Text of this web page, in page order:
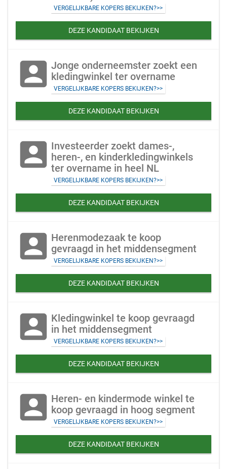
VERGELIJKBARE KOPERS BEKIJKEN?>>
DEZE KANDIDAAT BEKIJKEN
account_box Jonge onderneemster zoekt een
kledingwinkel ter overname
VERGELIJKBARE KOPERS BEKIJKEN?>>
DEZE KANDIDAAT BEKIJKEN
account_box Investeerder zoekt dames-,
heren-, en kinderkledingwinkels
ter overname in heel NL
VERGELIJKBARE KOPERS BEKIJKEN?>>
DEZE KANDIDAAT BEKIJKEN
account_box Herenmodezaak te koop
gevraagd in het middensegment
VERGELIJKBARE KOPERS BEKIJKEN?>>
DEZE KANDIDAAT BEKIJKEN
account_box Kledingwinkel te koop gevraagd
in het middensegment
VERGELIJKBARE KOPERS BEKIJKEN?>>
DEZE KANDIDAAT BEKIJKEN
account_box Heren- en kindermode winkel te
koop gevraagd in hoog segment
VERGELIJKBARE KOPERS BEKIJKEN?>>
DEZE KANDIDAAT BEKIJKEN